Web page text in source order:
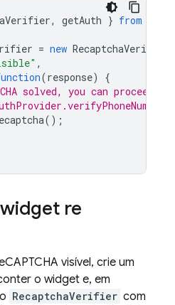
, getAuth } from
= new RecaptchaVerifier
,
(response)
{
solved, you can proceed
();
re
visível, crie um
o widget e, em
RecaptchaVerifier com